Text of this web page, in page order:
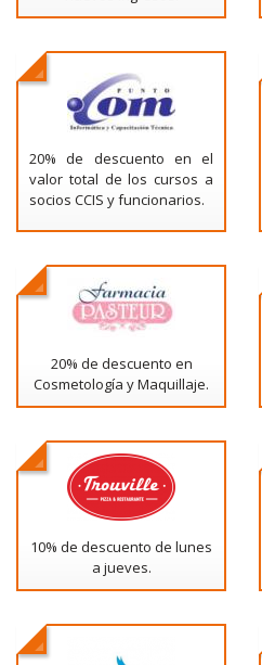
20% de descuento en el
valor total de los cursos a
socios CCIS y funcionarios.
20% de descuento en
Cosmetología y Maquillaje.
10% de descuento de lunes
a jueves.